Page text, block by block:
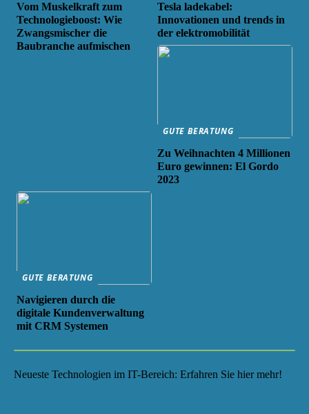
Vom Muskelkraft zum
Technologieboost: Wie
Zwangsmischer die
Baubranche aufmischen
Tesla ladekabel:
Innovationen und trends in
der elektromobilität
GUTE BERATUNG
Zu Weihnachten 4 Millionen
Euro gewinnen: El Gordo
2023
GUTE BERATUNG
Navigieren durch die
digitale Kundenverwaltung
mit CRM Systemen
Neueste Technologien im IT-Bereich: Erfahren Sie hier mehr!